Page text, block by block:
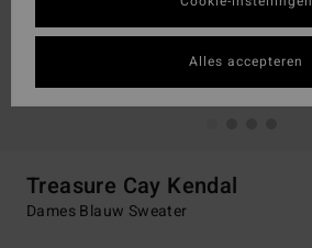
Treasure Cay Kendal
Dames Blauw Sweater
Alles accepteren